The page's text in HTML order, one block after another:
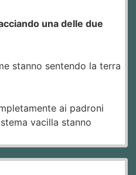
una delle due
stanno sentendo la terra
ai padroni
vacilla stanno